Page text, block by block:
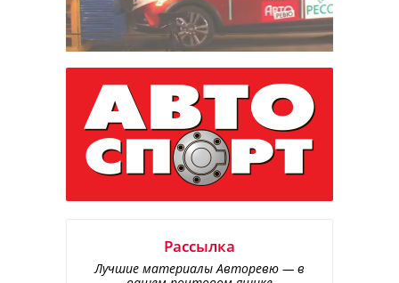
Рассылка
Лучшие материалы Авторевю — в